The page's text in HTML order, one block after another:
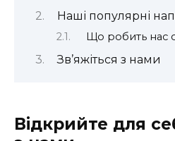
Наші популярні
Що робить нас
Зв’яжіться з нами
Відкрийте для